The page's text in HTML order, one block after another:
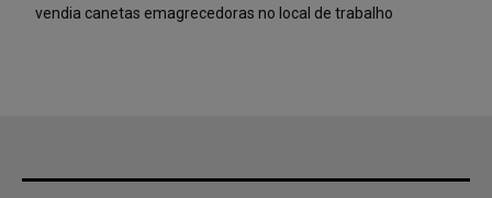
vendia canetas emagrecedoras no local de trabalho